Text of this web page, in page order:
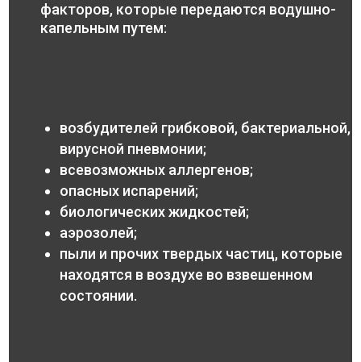
факторов, которые передаются водушно-
капельным путем:
возбудителей грибковой, бактериальной,
вирусной пневмонии;
всевозможных аллергенов;
опасных испарений;
биологических жидкостей;
аэрозолей;
пыли и прочих твердых частиц, которые
находятся в воздухе во взвешенном
состоянии.